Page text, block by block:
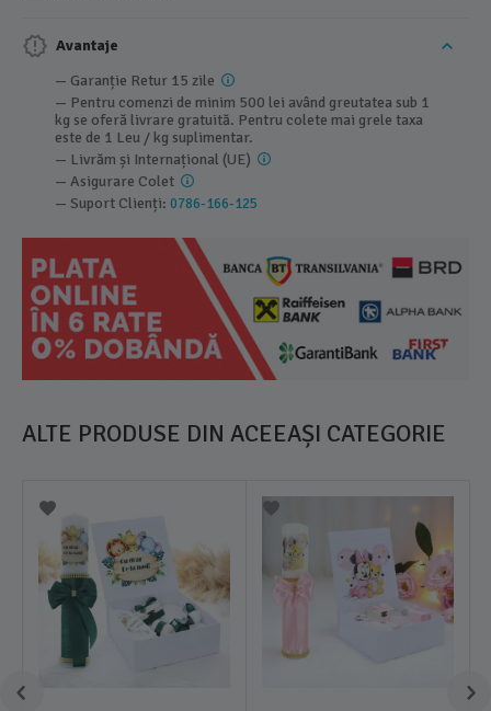
Avantaje
— Garanție Retur 15 zile
— Pentru comenzi de minim 500 lei având greutatea sub 1
kg se oferă livrare gratuită. Pentru colete mai grele taxa
este de 1 Leu / kg suplimentar.
— Livrăm și Internațional (UE)
— Asigurare Colet
— Suport Clienți:0786-166-125
ALTE PRODUSE DIN ACEEAȘI CATEGORIE